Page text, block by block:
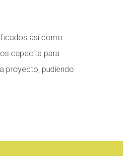
así como
capacita para
proyecto, pudiendo